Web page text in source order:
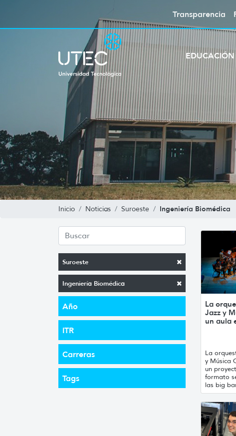
Transparencia
EDUCACIÓN
Inicio Noticias Suroeste Ingeniería Biomédica
Suroeste
Ingeniería Biomédica
Año
ITR
Carreras
Tags
La
Jazz y
un aula
La
y Música
un
formato
las big